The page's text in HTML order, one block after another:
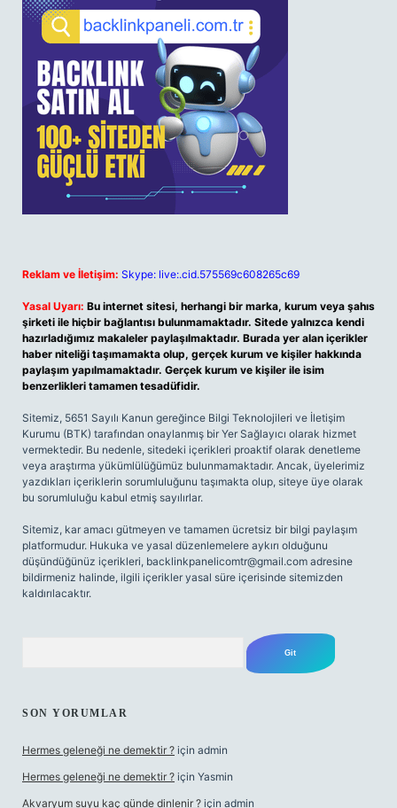
Reklam ve İletişim: Skype: live:.cid.575569c608265c69
Yasal Uyarı: Bu internet sitesi, herhangi bir marka, kurum veya şahıs
şirketi ile hiçbir bağlantısı bulunmamaktadır. Sitede yalnızca kendi
hazırladığımız makaleler paylaşılmaktadır. Burada yer alan içerikler
haber niteliği taşımamakta olup, gerçek kurum ve kişiler hakkında
paylaşım yapılmamaktadır. Gerçek kurum ve kişiler ile isim
benzerlikleri tamamen tesadüfidir.
Sitemiz, 5651 Sayılı Kanun gereğince Bilgi Teknolojileri ve İletişim
Kurumu (BTK) tarafından onaylanmış bir Yer Sağlayıcı olarak hizmet
vermektedir. Bu nedenle, sitedeki içerikleri proaktif olarak denetleme
veya araştırma yükümlülüğümüz bulunmamaktadır. Ancak, üyelerimiz
yazdıkları içeriklerin sorumluluğunu taşımakta olup, siteye üye olarak
bu sorumluluğu kabul etmiş sayılırlar.
Sitemiz, kar amacı gütmeyen ve tamamen ücretsiz bir bilgi paylaşım
platformudur. Hukuka ve yasal düzenlemelere aykırı olduğunu
düşündüğünüz içerikleri, backlinkpanelicomtr@gmail.com adresine
bildirmeniz halinde, ilgili içerikler yasal süre içerisinde sitemizden
kaldırılacaktır.
SON YORUMLAR
Hermes geleneği ne demektir ? için admin
Hermes geleneği ne demektir ? için Yasmin
Akvaryum suyu kaç günde dinlenir ? için admin